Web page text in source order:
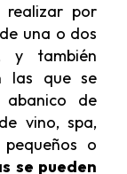
realizar por
una o dos
y también
las que se
de
vino, spa,
o
se pueden